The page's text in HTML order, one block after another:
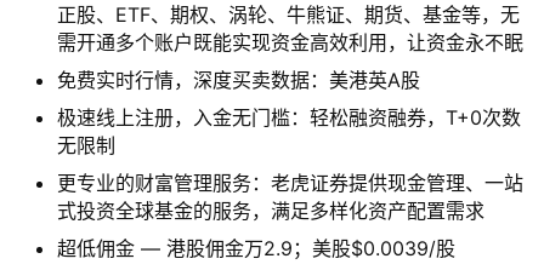
正股、ETF、期权、涡轮、牛熊证、期货、基金等，无
需开通多个账户既能实现资金高效利用，让资金永不眠
免费实时行情，深度买卖数据：美港英A股
极速线上注册，入金无门槛：轻松融资融券，T+0次数
无限制
更专业的财富管理服务：老虎证券提供现金管理、一站
式投资全球基金的服务，满足多样化资产配置需求
超低佣金 — 港股佣金万2.9；美股$0.0039/股